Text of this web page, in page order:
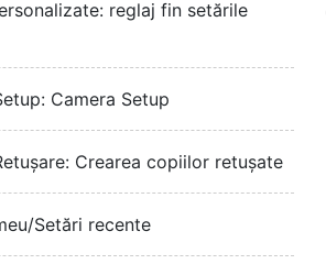
reglaj fin setările
Camera Setup
Crearea copiilor retuşate
Setări recente